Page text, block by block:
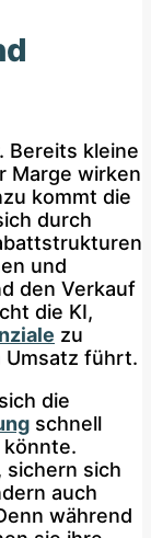
Bereits kleine
Marge wirken
kommt die
durch
und
den Verkauf
die KI,
zu
Umsatz führt.
die
schnell
sichern sich
auch
während